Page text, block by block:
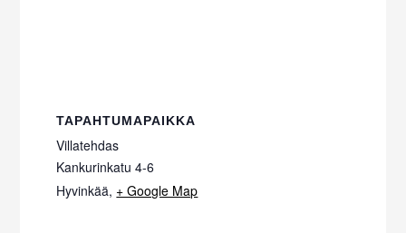
TAPAHTUMAPAIKKA
Villatehdas
Kankurinkatu 4-6
Hyvinkää, + Google Map